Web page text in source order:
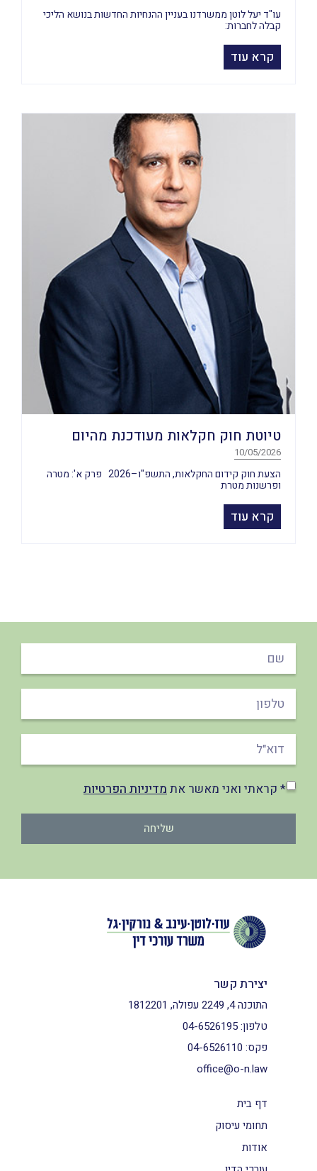
עו"ד יעל לוטן ממשרדנו בעניין ההנחיות החדשות בנושא הליכי
קבלה לחברות:
קרא עוד
טיוטת חוק חקלאות מעודכנת מהיום
10/05/2026
הצעת חוק קידום החקלאות, התשפ"ו–2026 פרק א': מטרה
ופרשנות מטרת
קרא עוד
* קראתי ואני מאשר אתמדיניות הפרטיות
שליחה
דף בית
תחומי עיסוק
אודות
יצירת קשר
התוכנה 4, 2249 עפולה, 1812201
טלפון:04-6526195
פקס: 04-6526110
office@o-n.law